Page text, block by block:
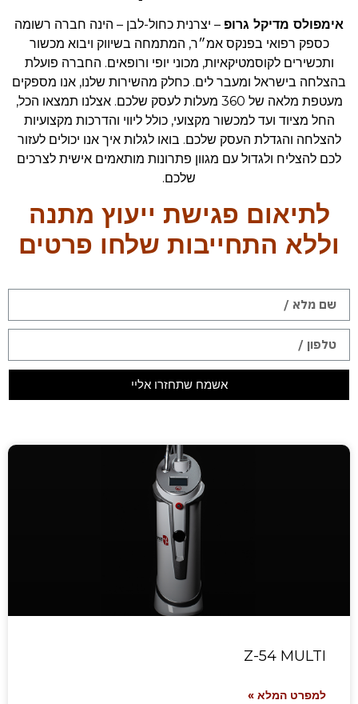
אימפולס מדיקל גרופ – יצרנית כחול-לבן – הינה חברה רשומה
כספק רפואי בפנקס אמ״ר, המתמחה בשיווק ויבוא מכשור
ותכשירים לקוסמטיקאיות, מכוני יופי ורופאים. החברה פועלת
בהצלחה בישראל ומעבר לים. כחלק מהשירות שלנו, אנו מספקים
מעטפת מלאה של 360 מעלות לעסק שלכם. אצלנו תמצאו הכל,
החל מציוד ועד למכשור מקצועי, כולל ליווי והדרכות מקצועיות
להצלחה והגדלת העסק שלכם. בואו לגלות איך אנו יכולים לעזור
לכם להצליח ולגדול עם מגוון פתרונות מותאמים אישית לצרכים
שלכם.
לתיאום פגישת ייעוץ מתנה
וללא התחייבות שלחו פרטים
אשמח שתחזרו אליי
Z-54 MULTI
למפרט המלא »